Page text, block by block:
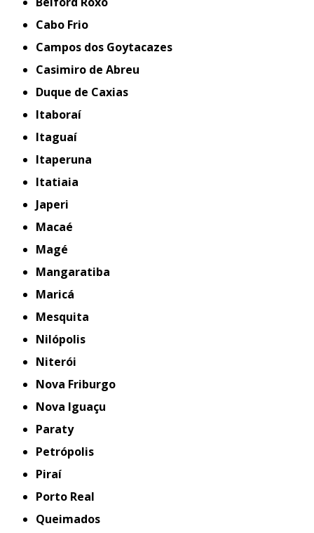
Cabo Frio
Campos dos Goytacazes
Casimiro de Abreu
Duque de Caxias
Itaboraí
Itaguaí
Itaperuna
Itatiaia
Japeri
Macaé
Magé
Mangaratiba
Maricá
Mesquita
Nilópolis
Niterói
Nova Friburgo
Nova Iguaçu
Paraty
Petrópolis
Piraí
Porto Real
Queimados